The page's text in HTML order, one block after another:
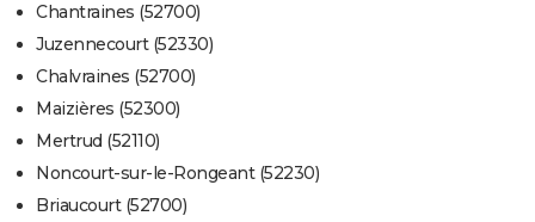
Chantraines (52700)
Juzennecourt (52330)
Chalvraines (52700)
Maizières (52300)
Mertrud (52110)
Noncourt-sur-le-Rongeant (52230)
Briaucourt (52700)